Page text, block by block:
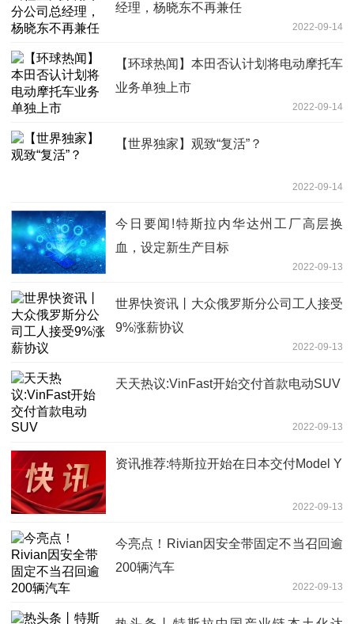
经理，杨晓东不再兼任
2022-09-14
【环球热闻】本田否认计划将电动摩托车
业务单独上市
2022-09-14
【世界独家】观致“复活”？
2022-09-14
今日要闻!特斯拉内华达州工厂高层换
血，设定新生产目标
2022-09-13
世界快资讯丨大众俄罗斯分公司工人接受
9%涨薪协议
2022-09-13
天天热议:VinFast开始交付首款电动SUV
2022-09-13
资讯推荐:特斯拉开始在日本交付Model Y
2022-09-13
今亮点！Rivian因安全带固定不当召回逾
200辆汽车
2022-09-13